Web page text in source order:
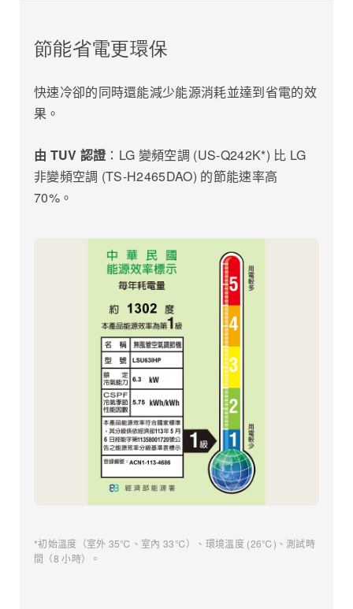
節能省電更環保
快速冷卻的同時還能減少能源消耗並達到省電的效
果。
由 TUV 認證 ：LG 變頻空調 (US-Q242K*) 比 LG
非變頻空調 (TS-H2465DAO) 的節能速率高
70%。
*初始溫度（室外 35℃、室內 33℃）、環境溫度 (26℃)、測試時
間（8 小時）。